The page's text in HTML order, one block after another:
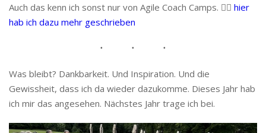
Auch das kenn ich sonst nur von Agile Coach Camps. 👉🏻 hier
hab ich dazu mehr geschrieben
Was bleibt? Dankbarkeit. Und Inspiration. Und die
Gewissheit, dass ich da wieder dazukomme. Dieses Jahr hab
ich mir das angesehen. Nächstes Jahr trage ich bei.